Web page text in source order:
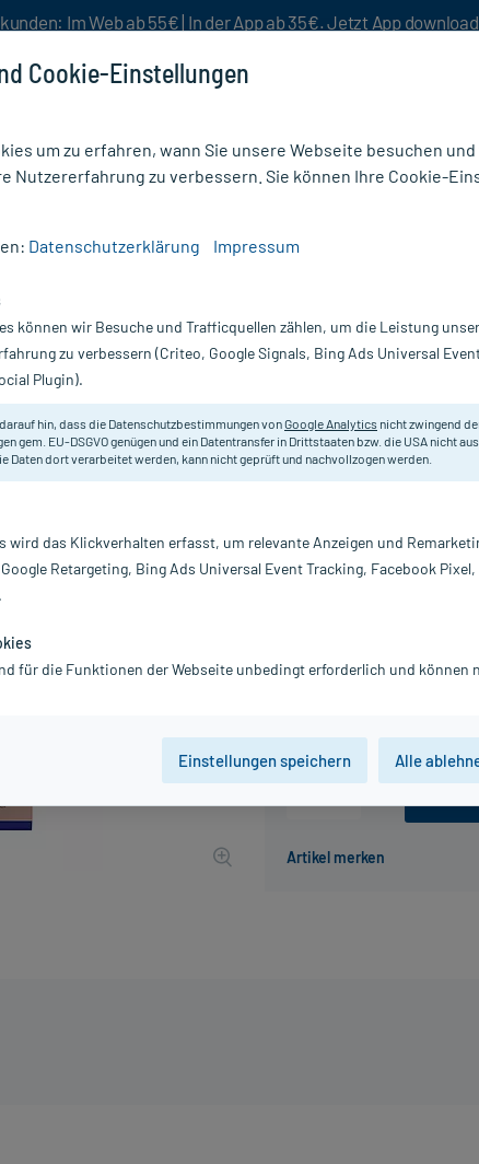
Im Web ab 55€ | In der App ab 35€. Jetzt App
Nur für kurze Zeit:Gratis-Versand* ab 19€
inkl. MwSt. zzgl.Versandkosten
Augentropfen für das
Darreichung:
Hersteller:
Information:
Cookie-Einstellungen
um zu erfahren, wann Sie unsere Webseite besuchen
Nutzererfahrung zu verbessern. Sie können Ihre Cookie-
Datenschutzerklärung Impressum
können wir Besuche und Trafficquellen zählen, um die Leistung
zu verbessern (Criteo, Google Signals, Bing Ads Universal
Plugin).
hin, dass die Datenschutzbestimmungen vonGoogle Analytics nicht zwingend
gem. EU-DSGVO genügen und ein Datentransfer in Drittstaaten bzw. die USA nicht
Daten dort verarbeitet werden, kann nicht geprüft und nachvollzogen werden.
wird das Klickverhalten erfasst, um relevante Anzeigen und
Retargeting, Bing Ads Universal Event Tracking, Facebook
für die Funktionen der Webseite unbedingt erforderlich und können
Einstellungen speichern Alle